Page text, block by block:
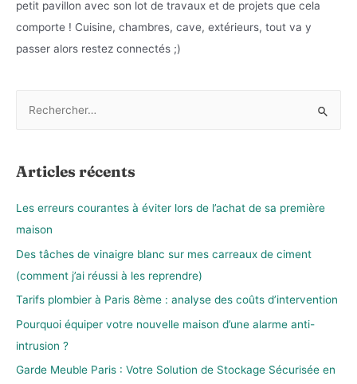
petit pavillon avec son lot de travaux et de projets que cela
comporte ! Cuisine, chambres, cave, extérieurs, tout va y
passer alors restez connectés ;)
h
r
c
h
e
r
Articles récents
Les erreurs courantes à éviter lors de l’achat de sa première
maison
Des tâches de vinaigre blanc sur mes carreaux de ciment
(comment j’ai réussi à les reprendre)
Tarifs plombier à Paris 8ème : analyse des coûts d’intervention
Pourquoi équiper votre nouvelle maison d’une alarme anti-
intrusion ?
Garde Meuble Paris : Votre Solution de Stockage Sécurisée en